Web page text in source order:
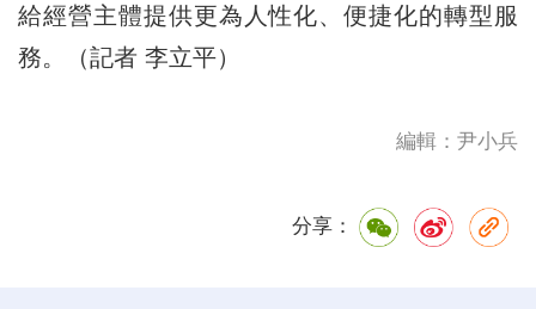
給經營主體提供更為人性化、便捷化的轉型服
務。（記者 李立平）
編輯：尹小兵
分享：